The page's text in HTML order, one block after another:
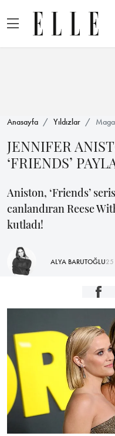
Anasayfa Yıldızlar
JENNIFER
‘FRIENDS’
Aniston, ‘Friends’
canlandıran Reese
kutladı!
ALYA BARUTOĞLU